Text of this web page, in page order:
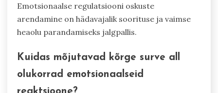
Emotsionaalse regulatsiooni oskuste
arendamine on hädavajalik soorituse ja vaimse
heaolu parandamiseks jalgpallis.
Kuidas mõjutavad kõrge surve all
olukorrad emotsionaalseid